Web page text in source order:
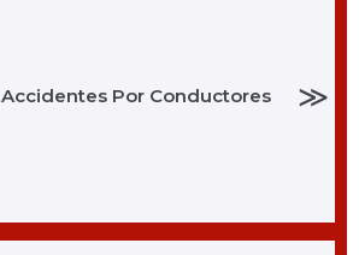
Accidentes Por Conductores ≫